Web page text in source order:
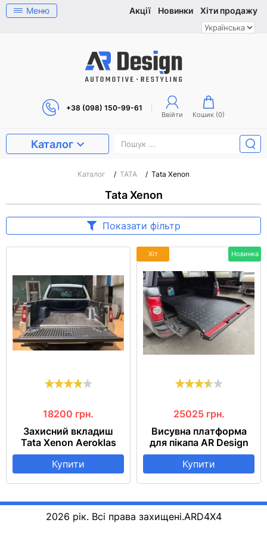
Меню Акції Новинки Хіти продажу
+38 (098) 150-99-61
Ввійти Кошик (0)
Каталог
Каталог / TATA / Tata Xenon
Tata Xenon
Показати фільтр
18200 грн.
Захисний вкладиш
Tata Xenon Aeroklas
Купити
Новинка
Хіт
25025 грн.
Висувна платформа
для пікапа AR Design
Купити
2026 рік. Всі права захищені.ARD4X4